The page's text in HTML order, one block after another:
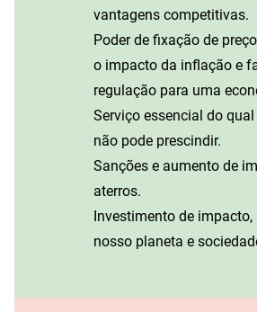
vantagens competitivas.
Poder de fixação de
o impacto da inflação e
regulação para uma
Serviço essencial do
não pode prescindir.
Sanções e aumento de
aterros.
Investimento de
nosso planeta e